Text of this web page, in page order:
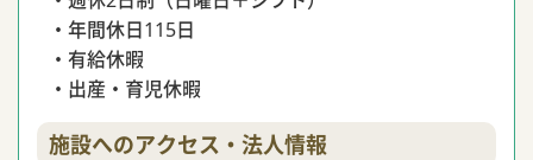
・年間休日115日
・有給休暇
・出産・育児休暇
施設へのアクセス・法人情報